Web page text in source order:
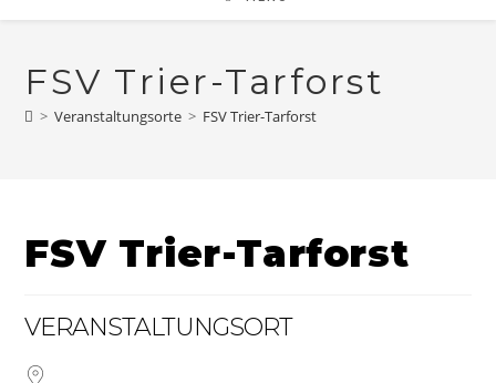
FSV Trier-Tarforst
> Veranstaltungsorte > FSV Trier-Tarforst
FSV Trier-Tarforst
VERANSTALTUNGSORT